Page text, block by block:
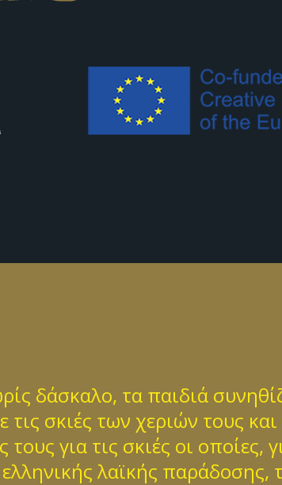
δάσκαλο, τα παιδιά
τις σκιές των χεριών τους
για τις σκιές οι
λαϊκής παράδοσης,